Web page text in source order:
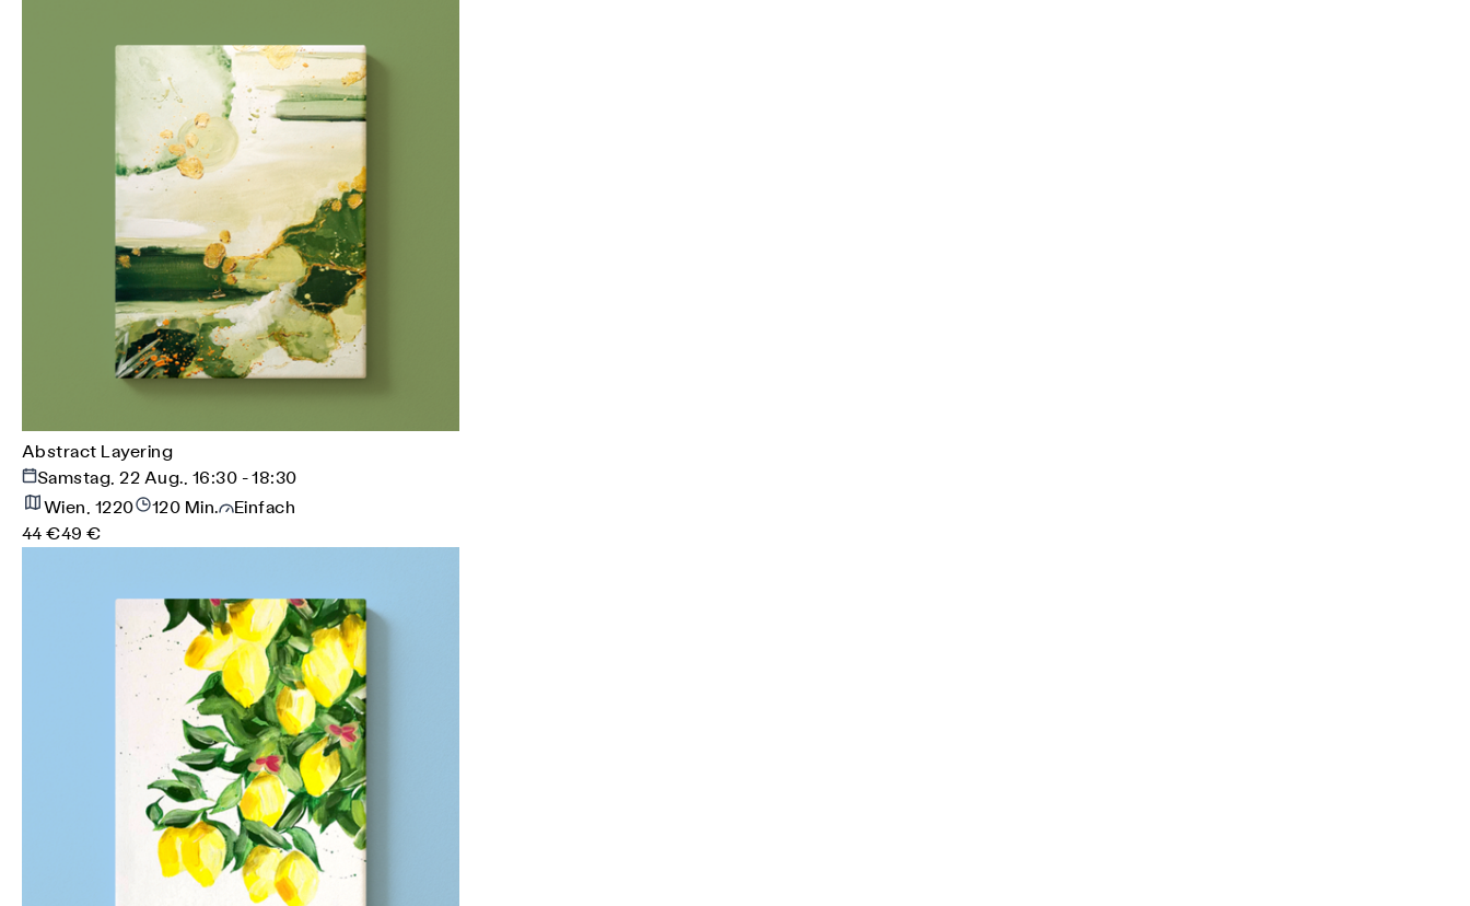
Abstract Layering
Samstag, 22 Aug., 16:30 - 18:30
Wien, 1220
120 Min.
Einfach
44 €49 €